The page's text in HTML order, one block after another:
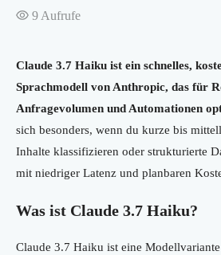
9 Aufrufe
Claude 3.7 Haiku ist ein schnelles,
Sprachmodell von Anthropic, das für
Anfragevolumen und Automationen
sich besonders, wenn du kurze bis
Inhalte klassifizieren oder strukturierte
mit niedriger Latenz und planbaren
Was ist Claude 3.7 Haiku?
Claude 3.7 Haiku ist eine